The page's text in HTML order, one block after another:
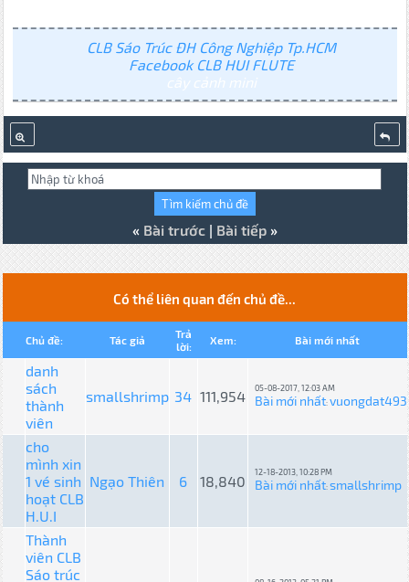
CLB Sáo Trúc ĐH Công Nghiệp Tp.HCM
Facebook CLB HUI FLUTE
cây cảnh mini
« Bài trước| Bài tiếp»
Có thể liên quan đến chủ đề...
Chủ đề: Tác giả
Trả
lời:
Xem: Bài mới nhất
danh
sách
thành
viên
smallshrimp 34 111,954 05-08-2017, 12:03 AM
Bài mới nhất:vuongdat493
cho
mình xin
1 vé sinh
hoạt CLB
H.U.I
Ngạo Thiên 6 18,840
12-18-2013, 10:28 PM
Bài mới nhất:smallshrimp
Thành
viên CLB
Sáo trúc